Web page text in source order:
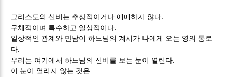
그리스도의 신비는 추상적이거나 애매하지 않다.
구체적이며 특수하고 일상적이다.
일상적인 관계와 만남이 하느님의 계시가 나에게 오는 영의 통로
다.
우리는 여기에서 하느님의 신비를 보는 눈이 열린다.
이 눈이 열리지 않는 것은